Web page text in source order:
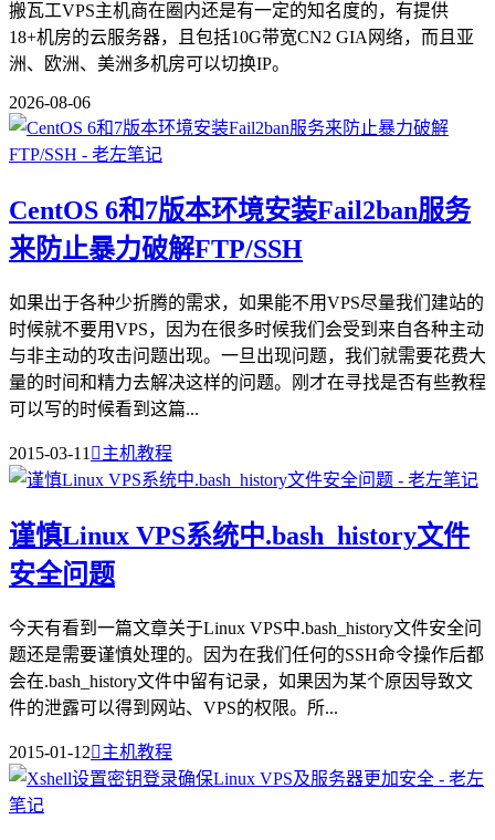
搬瓦工VPS主机商在圈内还是有一定的知名度的，有提供
18+机房的云服务器，且包括10G带宽CN2 GIA网络，而且亚
洲、欧洲、美洲多机房可以切换IP。
2026-08-06
CentOS 6和7版本环境安装Fail2ban服务
来防止暴力破解FTP/SSH
如果出于各种少折腾的需求，如果能不用VPS尽量我们建站的
时候就不要用VPS，因为在很多时候我们会受到来自各种主动
与非主动的攻击问题出现。一旦出现问题，我们就需要花费大
量的时间和精力去解决这样的问题。刚才在寻找是否有些教程
可以写的时候看到这篇...
2015-03-11 主机教程
谨慎Linux VPS系统中.bash_history文件
安全问题
今天有看到一篇文章关于Linux VPS中.bash_history文件安全问
题还是需要谨慎处理的。因为在我们任何的SSH命令操作后都
会在.bash_history文件中留有记录，如果因为某个原因导致文
件的泄露可以得到网站、VPS的权限。所...
2015-01-12主机教程